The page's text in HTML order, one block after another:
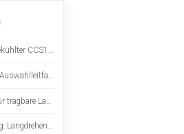
die richtige Wahl ist
DC-Schnellladeprojekte
Sicherheitscheckliste und Hitzetest
und -analyse